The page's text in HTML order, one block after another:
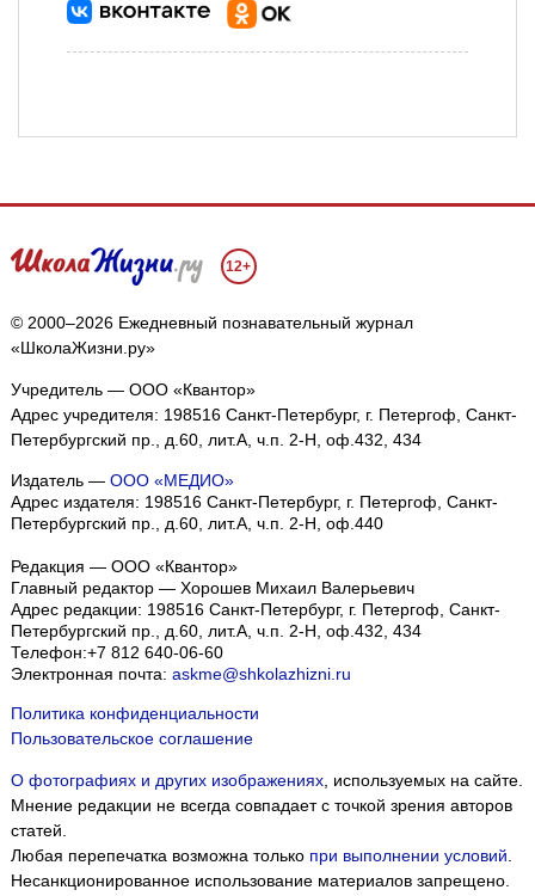
12+
© 2000–2026 Ежедневный познавательный журнал
«ШколаЖизни.ру»
Учредитель — ООО «Квантор»
Адрес учредителя: 198516 Санкт-Петербург, г. Петергоф, Санкт-
Петербургский пр., д.60, лит.А, ч.п. 2-Н, оф.432, 434
Издатель — ООО «МЕДИО»
Адрес издателя: 198516 Санкт-Петербург, г. Петергоф, Санкт-
Петербургский пр., д.60, лит.А, ч.п. 2-Н, оф.440
Редакция — ООО «Квантор»
Главный редактор — Хорошев Михаил Валерьевич
Адрес редакции: 198516 Санкт-Петербург, г. Петергоф Санкт-
Петербургский пр., д.60, лит.А, ч.п. 2-Н, оф.432, 434
Телефон:+7 812 640-06-60
Электронная почта: askme@shkolazhizni.ru
Политика конфиденциальности
Пользовательское соглашение
О фотографиях и других изображениях, используемых на сайте.
Мнение редакции не всегда совпадает с точкой зрения авторов
статей.
Любая перепечатка возможна только при выполнении условий
Несанкционированное использование материалов запрещено.